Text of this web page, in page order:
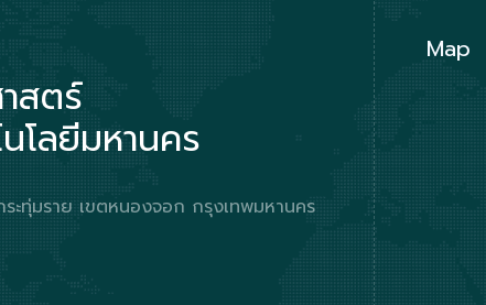
สตร์
โลยีมหานคร
ะทุ่มราย เขตหนองจอก กรุงเทพมหานคร
Map